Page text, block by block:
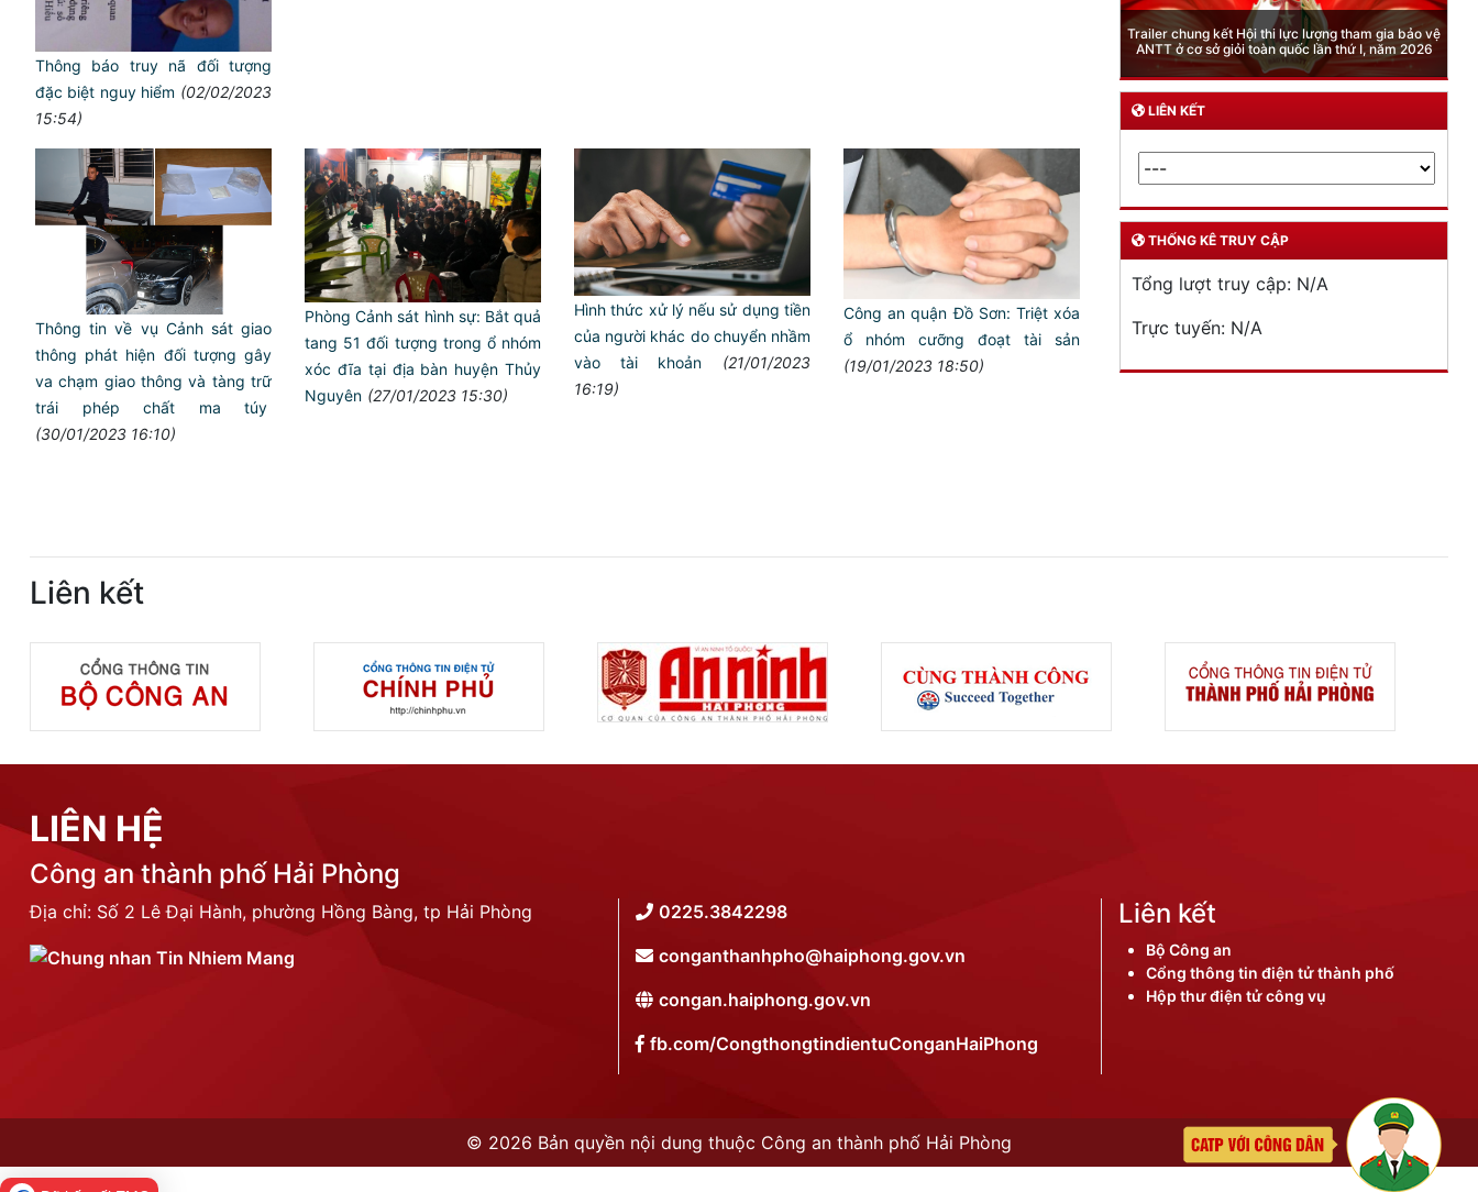
Thông báo truy nã đối tượng
đặc biệt nguy hiểm (02/02/2023
15:54)
Thông tin về vụ Cảnh sát giao
thông phát hiện đối tượng gây
va chạm giao thông và tàng trữ
trái phép chất ma túy
(30/01/2023 16:10)
Phòng Cảnh sát hình sự: Bắt quả
tang 51 đối tượng trong ổ nhóm
xóc đĩa tại địa bàn huyện Thủy
Nguyên (27/01/2023 15:30)
Hình thức xử lý nếu sử dụng tiền
của người khác do chuyển nhầm
vào tài khoản
(21/01/2023
16:19)
Công an quận Đồ Sơn: Triệt xóa
ổ nhóm cưỡng đoạt tài sản
(19/01/2023 18:50)
Phòng Quản lý xuất nhập cảnh: Hướng dẫn những
quy định mới trong lĩnh vực xuất cảnh, nhập cảnh
của công dân việt nam từ ngày 01/7/2026
LIÊN KẾT
THỐNG KÊ TRUY CẬP
Tổng lượt truy cập: N/A
Trực tuyến: N/A
Liên kết
LIÊN HỆ
Công an thành phố Hải Phòng
Địa chỉ: Số 2 Lê Đại Hành, phường Hồng Bàng, tp Hải Phòng
0225.3842298
conganthanhpho@haiphong.gov.vn
congan.haiphong.gov.vn
fb.com/CongthongtindientuConganHaiPhong
Liên kết
Bộ Công an
Cổng thông tin điện tử thành phố
Hộp thư điện tử công vụ
© 2026 Bản quyền nội dung thuộc Công an thành phố Hải Phòng